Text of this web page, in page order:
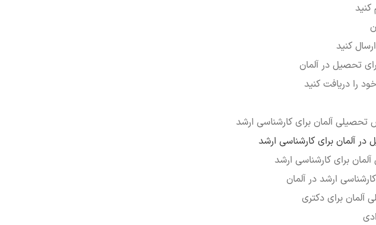
کنید
کنید
تحصیل در آلمان
را دریافت کنید
تحصیلی آلمان برای کارشناسی ارشد
آلمان برای کارشناسی ارشد
برای کارشناسی ارشد
ارشد در آلمان
برای دکتری